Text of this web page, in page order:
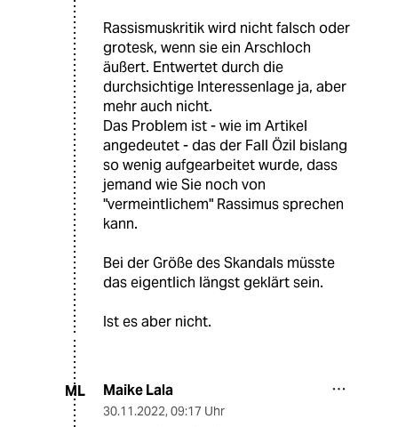
Rassismuskritik wird nicht falsch oder
grotesk, wenn sie ein Arschloch
äußert. Entwertet durch die
durchsichtige Interessenlage ja, aber
mehr auch nicht.
Das Problem ist - wie im Artikel
angedeutet - das der Fall Özil bislang
so wenig aufgearbeitet wurde, dass
jemand wie Sie noch von
"vermeintlichem" Rassimus sprechen
kann.
Bei der Größe des Skandals müsste
das eigentlich längst geklärt sein.
Ist es aber nicht.
ML Maike Lala
30.11.2022, 09:17 Uhr